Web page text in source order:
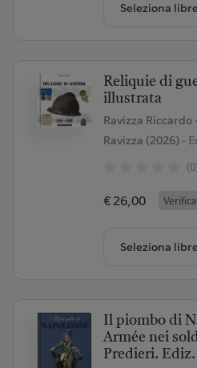
Seleziona
Reliquie di
illustrata
Ravizza Riccardo
Ravizza (2026)-
€ 26,00
Seleziona
Il piombo di
Armée nei
Predieri.